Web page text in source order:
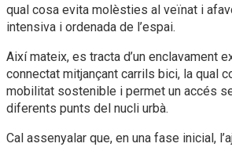
qual cosa evita molèsties al veïnat i
intensiva i ordenada de l’espai.
Així mateix, es tracta d’un enclavament
connectat mitjançant carrils bici, la qual
mobilitat sostenible i permet un accés
diferents punts del nucli urbà.
Cal assenyalar que, en una fase inicial,